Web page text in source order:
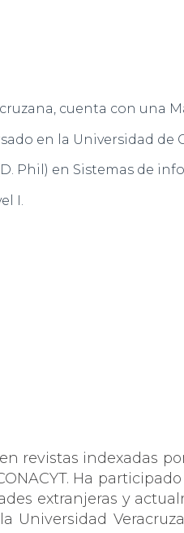
cuenta con una
en la Universidad de
Phil) en Sistemas de
I.
revistas indexadas
Ha
extranjeras y
Universidad